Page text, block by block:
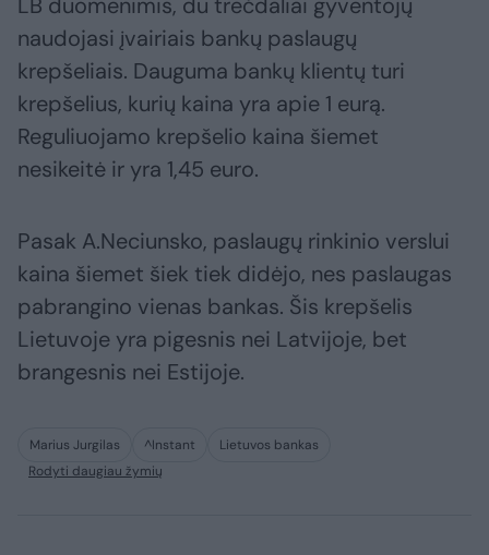
naudojasi įvairiais bankų paslaugų
krepšeliais. Dauguma bankų klientų turi
krepšelius, kurių kaina yra apie 1 eurą.
Reguliuojamo krepšelio kaina šiemet
nesikeitė ir yra 1,45 euro.
Pasak A.Neciunsko, paslaugų rinkinio verslui
kaina šiemet šiek tiek didėjo, nes paslaugas
pabrangino vienas bankas. Šis krepšelis
Lietuvoje yra pigesnis nei Latvijoje, bet
brangesnis nei Estijoje.
Marius Jurgilas ^Instant
Lietuvos bankas
Rodyti daugiau žymių